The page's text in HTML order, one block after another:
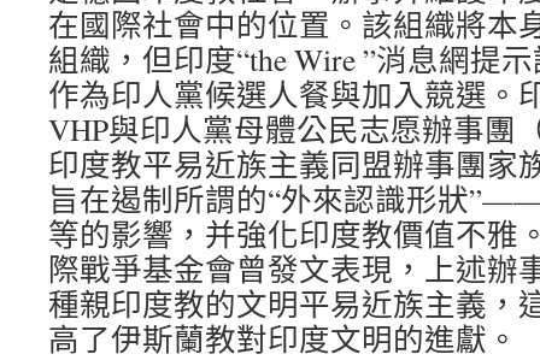
在國際社會中的位置。該組織將本
組織，但印度“the Wire ”消息網提
作為印人黨候選人餐與加入競選。
VHP與印人黨母體公民志愿辦事團
印度教平易近族主義同盟辦事團家
旨在遏制所謂的“外來認識形狀
等的影響，并強化印度教價值不雅
際戰爭基金會曾發文表現，上述辦
種親印度教的文明平易近族主義，
高了伊斯蘭教對印度文明的進獻。